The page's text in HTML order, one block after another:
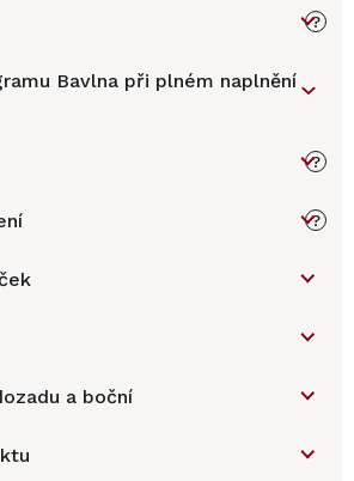
?
Bavlna při plném naplnění
?
?
a boční